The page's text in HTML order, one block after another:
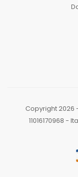
Copyright 2026
11016170968 -